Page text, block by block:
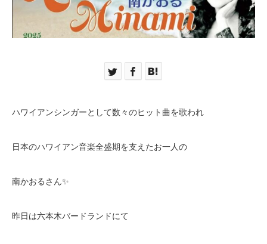
ハワイアンシンガーとして数々のヒット曲を歌われ
日本のハワイアン音楽全盛期を支えたお一人の
南かおるさん✨
昨日は六本木バードランドにて